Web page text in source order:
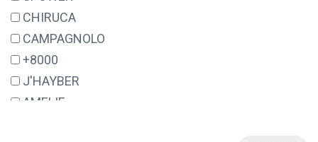
32
33
34
35
35½
CHIRUCA
CAMPAGNOLO
+8000
J'HAYBER
AMELIE